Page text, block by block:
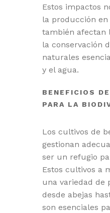
Estos impactos
la producción en
también afectan
la conservación
naturales
y el agua.
BENEFICIOS
PARA LA
Los cultivos de
gestionan
ser un refugio
Estos cultivos a
una variedad de
desde abejas
son esenciales